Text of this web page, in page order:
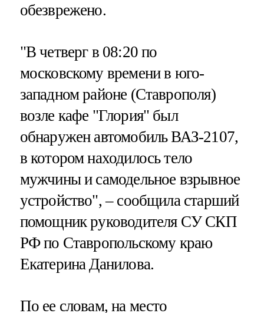
обезврежено.
"В четверг в 08:20 по
московскому времени в юго-
западном районе (Ставрополя)
возле кафе "Глория" был
обнаружен автомобиль ВАЗ-2107,
в котором находилось тело
мужчины и самодельное взрывное
устройство", – сообщила старший
помощник руководителя СУ СКП
РФ по Ставропольскому краю
Екатерина Данилова.
По ее словам, на место